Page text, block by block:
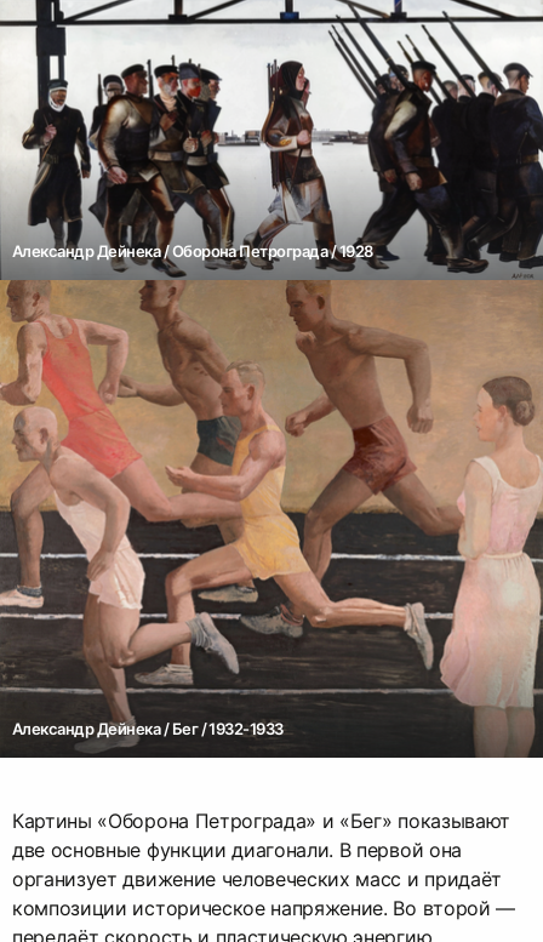
Александр Дейнека / Оборона Петрограда / 1928
Александр Дейнека / Бег / 1932-1933
Картины «Оборона Петрограда» и «Бег» показывают
две основные функции диагонали. В первой она
организует движение человеческих масс и придаёт
композиции историческое напряжение. Во второй —